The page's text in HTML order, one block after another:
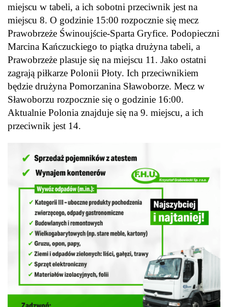
miejscu w tabeli, a ich sobotni przeciwnik jest na
miejscu 8. O godzinie 15:00 rozpocznie się mecz
Prawobrzeże Świnoujście-Sparta Gryfice. Podopieczni
Marcina Kańczuckiego to piątka drużyna tabeli, a
Prawobrzeże plasuje się na miejscu 11. Jako ostatni
zagrają piłkarze Polonii Płoty. Ich przeciwnikiem
będzie drużyna Pomorzanina Sławoborze. Mecz w
Sławoborzu rozpocznie się o godzinie 16:00.
Aktualnie Polonia znajduje się na 9. miejscu, a ich
przeciwnik jest 14.